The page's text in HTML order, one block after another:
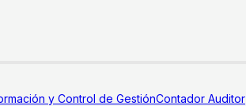
y Control de GestiónContador Auditor